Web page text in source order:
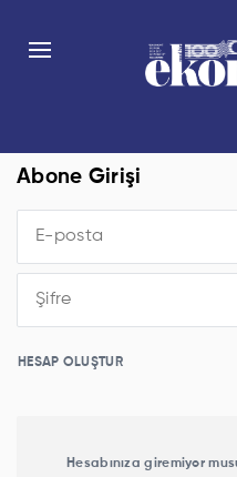
Abone Girişi
HESAP OLUŞTUR
Hesabınıza giremiyor